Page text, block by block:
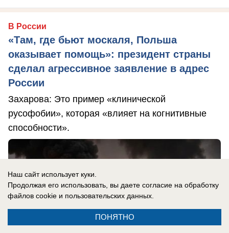
В России
«Там, где бьют москаля, Польша
оказывает помощь»: президент страны
сделал агрессивное заявление в адрес
России
Захарова: Это пример «клинической
русофобии», которая «влияет на когнитивные
способности».
Наш сайт использует куки.
Продолжая его использовать, вы даете согласие на обработку
файлов cookie и пользовательских данных.
ПОНЯТНО